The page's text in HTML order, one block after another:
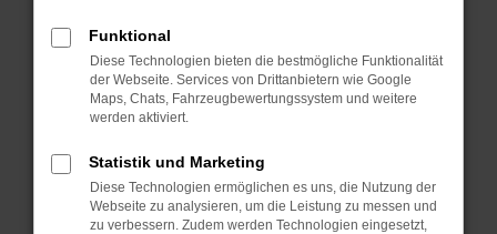
Fenster?
Starte dein Gerät neu.
Das kann manchmal helfen, vorübergehende
Probleme zu beheben.
Betriebssystem auf dem neuesten Stand
sind.
Veraltete Software birgt nicht nur ein
Funktional
Diese Technologien bieten die bestmögliche Funktionalität
der Webseite. Services von Drittanbietern wie Google
Maps, Chats, Fahrzeugbewertungssystem und weitere
werden aktiviert.
Statistik und Marketing
Diese Technologien ermöglichen es uns, die Nutzung der
Webseite zu analysieren, um die Leistung zu messen und
zu verbessern. Zudem werden Technologien eingesetzt,